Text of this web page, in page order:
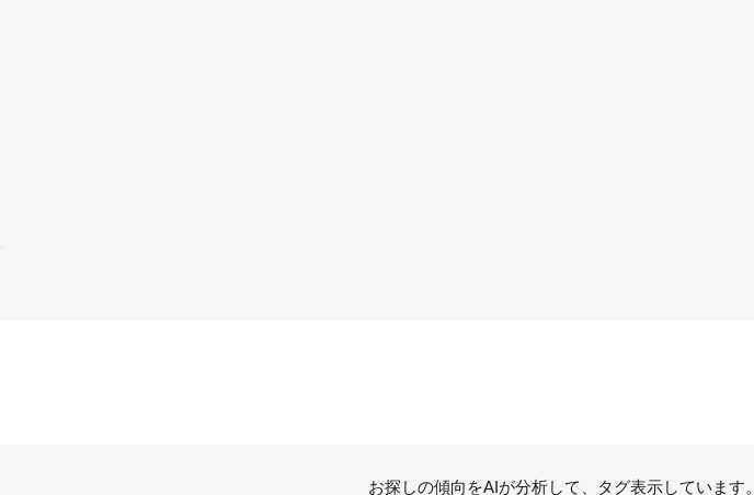
お探しの傾向をAIが分析して、タグ表示しています。